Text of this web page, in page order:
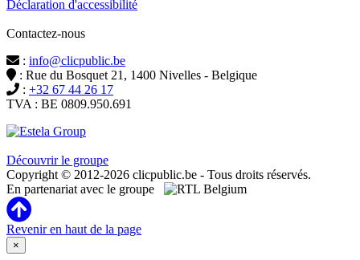
Déclaration d'accessibilité
Contactez-nous
: info@clicpublic.be
: Rue du Bosquet 21, 1400 Nivelles - Belgique
: +32 67 44 26 17
TVA : BE 0809.950.691
Découvrir le groupe
Copyright © 2012-2026 clicpublic.be - Tous droits réservés.
En partenariat avec le groupe
Revenir en haut de la page
×